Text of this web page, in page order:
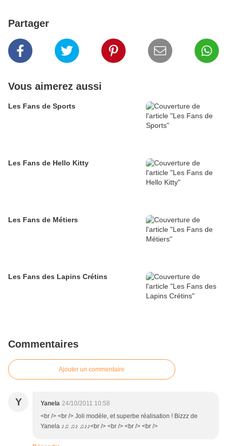
Partager
Vous aimerez aussi
Les Fans de Sports
Les Fans de Hello Kitty
Les Fans de Métiers
Les Fans des Lapins Crétins
Commentaires
Ajouter un commentaire
Y Yanela 24/10/2011 10:58
<br /> <br /> Joli modèle, et superbe réalisation ! Bizzz de
Yanela ♪♫ ♫♪ ♫♪♪<br /> <br /> <br /> <br />